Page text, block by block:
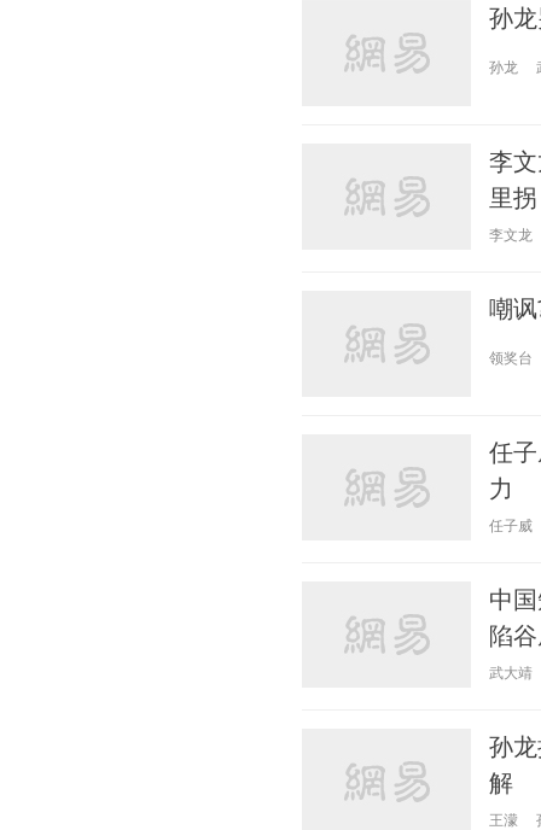
孙
孙龙
李
里拐
李文龙
嘲
领奖台
任
力
任子威
中
陷
武大靖
孙
解
王濛